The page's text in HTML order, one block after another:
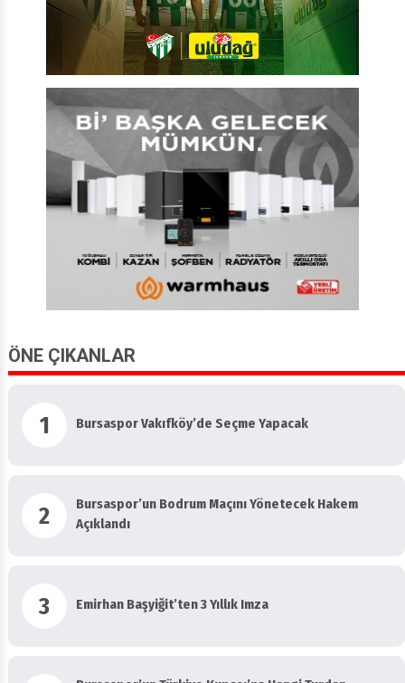
ÖNE ÇIKANLAR
1 Bursaspor Vakıfköy’de Seçme Yapacak
2
Bursaspor’un Bodrum Maçını Yönetecek Hakem
Açıklandı
3 Emirhan Başyiğit’ten 3 Yıllık Imza